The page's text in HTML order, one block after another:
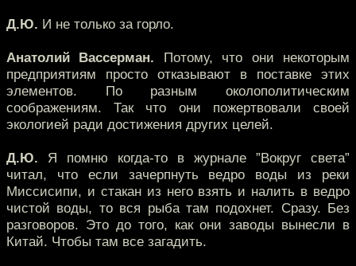
Д.Ю. И не только за горло.
Анатолий Вассерман. Потому, что они некоторым
предприятиям просто отказывают в поставке этих
элементов. По разным околополитическим
соображениям. Так что они пожертвовали своей
экологией ради достижения других целей.
Д.Ю. Я помню когда-то в журнале ”Вокруг света”
читал, что если зачерпнуть ведро воды из реки
Миссисипи, и стакан из него взять и налить в ведро
чистой воды, то вся рыба там подохнет. Сразу. Без
разговоров. Это до того, как они заводы вынесли в
Китай. Чтобы там все загадить.